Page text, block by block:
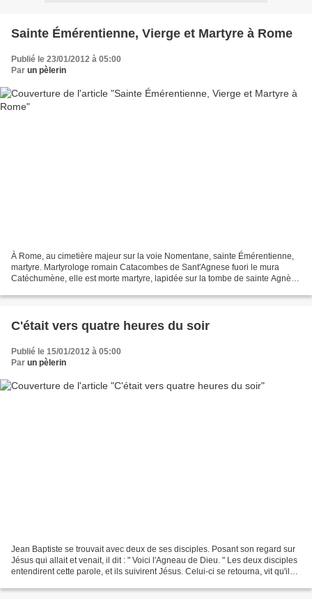
Sainte Émérentienne, Vierge et Martyre à Rome
Publié le 23/01/2012 à 05:00
Par un pèlerin
À Rome, au cimetière majeur sur la voie Nomentane, sainte Émérentienne,
martyre. Martyrologe romain Catacombes de Sant'Agnese fuori le mura
Catéchumène, elle est morte martyre, lapidée sur la tombe de sainte Agnès
C'était vers quatre heures du soir
Publié le 15/01/2012 à 05:00
Par un pèlerin
Jean Baptiste se trouvait avec deux de ses disciples. Posant son regard sur
Jésus qui allait et venait, il dit : " Voici l'Agneau de Dieu. " Les deux disciples
entendirent cette parole, et ils suivirent Jésus. Celui-ci se retourna, vit qu'ils